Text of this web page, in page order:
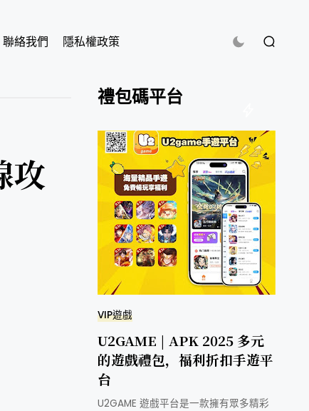
聯絡我們 隱私權政策
攻
禮包碼平台
VIP遊戲
U2GAME | APK 2025 多元
的遊戲禮包，福利折扣手遊平
台
U2GAME 遊戲平台是一款擁有眾多精彩